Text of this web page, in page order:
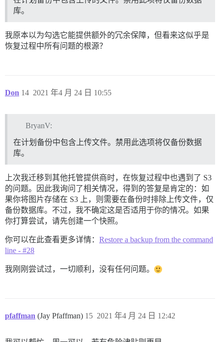
库。
我原本以为勾选它能提供额外的冗余保障，但看来这似乎是
恢复过程中所有问题的根源？
Don 2021 年4 月 24 日 10:55
14
BryanV:
在计划备份中包含上传文件。禁用此选项将仅备份数据
库。
上次我迁移到其他托管提供商时，在恢复过程中也遇到了 S3
的问题。因此我询问了相关情况，得到的答复是肯定的：如
果你将图片存储在 S3 上，则需要在备份时排除上传文件，仅
备份数据库。不过，我不确定这是否适用于你的情况。如果
你打算尝试，请先创建一个快照。
你可以在此查看更多详情： Restore a backup from the command
line - #28
我刚刚尝试过，一切顺利，没有任何问题。
pfaffman (Jay Pfaffman) 2021 年4 月 24 日 12:42
15